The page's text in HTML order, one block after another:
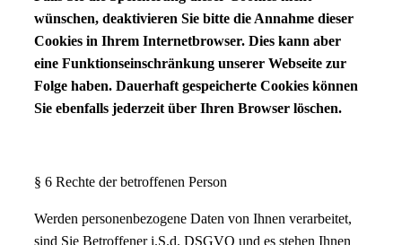
wünschen, deaktivieren Sie bitte die Annahme dieser
Cookies in Ihrem Internetbrowser. Dies kann aber
eine Funktionseinschränkung unserer Webseite zur
Folge haben. Dauerhaft gespeicherte Cookies können
Sie ebenfalls jederzeit über Ihren Browser löschen.
§ 6 Rechte der betroffenen Person
Werden personenbezogene Daten von Ihnen verarbeitet,
sind Sie Betroffener i.S.d. DSGVO und es stehen Ihnen